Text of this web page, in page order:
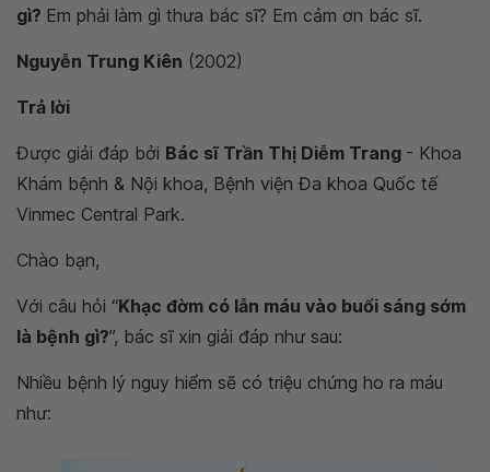
gì? Em phải làm gì thưa bác sĩ? Em cảm ơn bác sĩ.
Nguyễn Trung Kiên (2002)
Trả lời
Được giải đáp bởi Bác sĩ Trần Thị Diễm Trang - Khoa
Khám bệnh & Nội khoa, Bệnh viện Đa khoa Quốc tế
Vinmec Central Park.
Chào bạn,
Với câu hỏi “Khạc đờm có lẫn máu vào buổi sáng sớm
là bệnh gì?”, bác sĩ xin giải đáp như sau:
Nhiều bệnh lý nguy hiểm sẽ có triệu chứng ho ra máu
như: